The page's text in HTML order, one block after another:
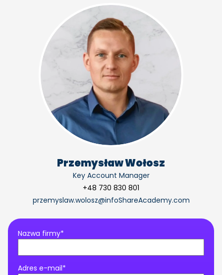
Przemysław Wołosz
Key Account Manager
+48 730 830 801
przemyslaw.wolosz@infoShareAcademy.com
Nazwa firmy*
Adres e-mail*